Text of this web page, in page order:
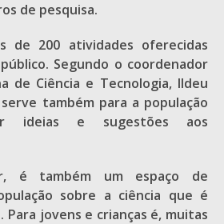
de pesquisa.
de 200 atividades oferecidas
Segundo o coordenador
de Ciência e Tecnologia, Ildeu
também para a população
ideias e sugestões aos
é também um espaço de
sobre a ciência que é
Para jovens e crianças é, muitas